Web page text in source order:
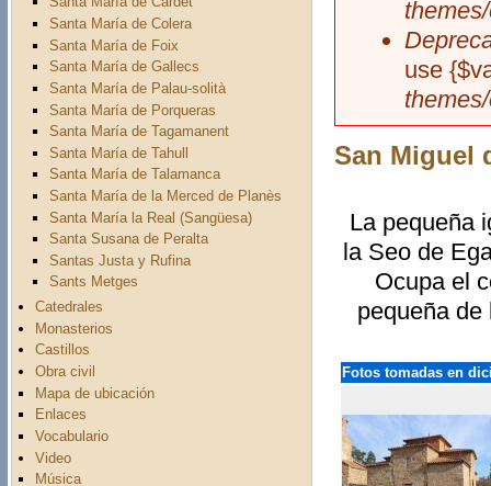
Santa María de Colera
Santa María de Foix
Santa María de Gallecs
Santa María de Palau-solità
Santa María de Porqueras
Santa María de Tagamanent
Santa María de Tahull
Santa María de Talamanca
Santa María de la Merced de Planès
Santa María la Real (Sangüesa)
Santa Susana de Peralta
Santas Justa y Rufina
Sants Metges
Catedrales
Monasterios
Castillos
Obra civil
Mapa de ubicación
Enlaces
Vocabulario
Video
Música
use
San Miguel
La pequeña
la Seo de
Ocupa el
pequeña de
Fotos tomadas en